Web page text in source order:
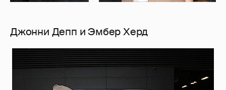
Джонни Депп и Эмбер Херд